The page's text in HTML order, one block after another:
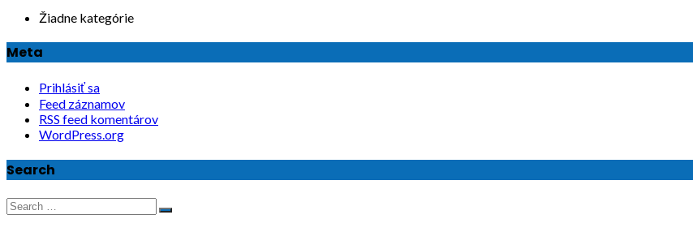
Žiadne kategórie
Meta
Prihlásiť sa
Feed záznamov
RSS feed komentárov
WordPress.org
Search
Search
for:
Search